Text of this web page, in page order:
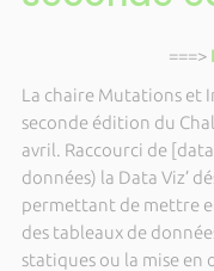
===>
La chaire Mutations et
seconde édition du
avril. Raccourci de
données) la Data Viz’
permettant de mettre
des tableaux de
statiques ou la mise en